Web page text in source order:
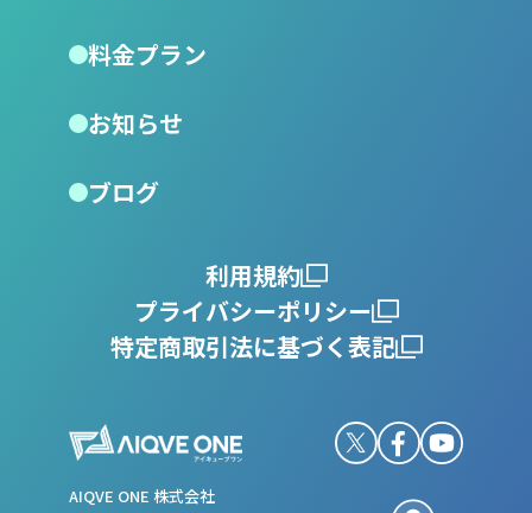
AIQVE ONE 株式会社
料金プラン
お知らせ
ブログ
利用規約
プライバシーポリシー
特定商取引法に基づく表記